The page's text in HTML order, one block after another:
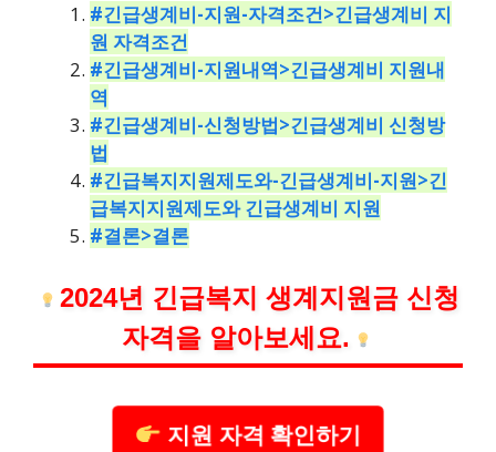
#긴급생계비-지원-자격조건>긴급생계비 지
원 자격조건
#긴급생계비-지원내역>긴급생계비 지원내
역
#긴급생계비-신청방법>긴급생계비 신청방
법
#긴급복지지원제도와-긴급생계비-지원>긴
급복지지원제도와 긴급생계비 지원
#결론>결론
2024년 긴급복지 생계지원금 신청
자격을 알아보세요.
지원 자격 확인하기